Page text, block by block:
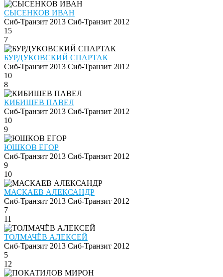
СЫСЕНКОВ ИВАН
Сиб-Транзит 2013 Сиб-Транзит 2012
15
7
БУРДУКОВСКИЙ СПАРТАК
Сиб-Транзит 2013 Сиб-Транзит 2012
10
8
КИБИШЕВ ПАВЕЛ
Сиб-Транзит 2013 Сиб-Транзит 2012
10
9
ЮШКОВ ЕГОР
Сиб-Транзит 2013 Сиб-Транзит 2012
9
10
МАСКАЕВ АЛЕКСАНДР
Сиб-Транзит 2013 Сиб-Транзит 2012
7
11
ТОЛМАЧЁВ АЛЕКСЕЙ
Сиб-Транзит 2013 Сиб-Транзит 2012
5
12